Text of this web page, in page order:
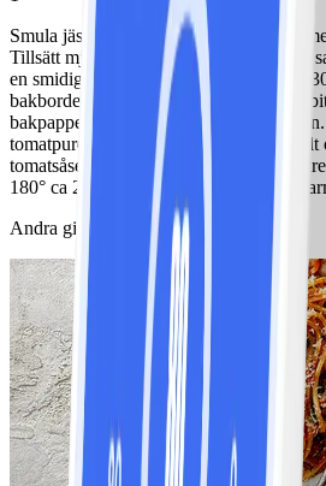
Smula jästen i en bunke och rör ut den
Tillsätt mjöl (spara lite till utbakningen),
en smidig deg. Jäs till dubbel storlek ca
bakbordet, dela i 4 bitar. Kavla ut varje
bakpappersklädd plåt. Skiva
tomatpuré och oregano. Krydda med salt
tomatsåsen på pizzorna. Lägg på
180° ca 25 min. Strö över pinjenötter,
Andra gillade också